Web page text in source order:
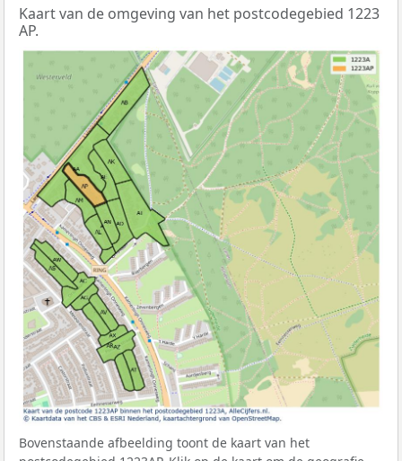
Kaart van de omgeving van het postcodegebied 1223
AP.
Bovenstaande afbeelding toont de kaart van het